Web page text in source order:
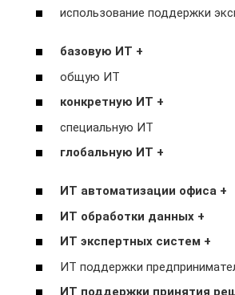
использование поддержки
базовую ИТ +
общую ИТ
конкретную ИТ +
специальную ИТ
глобальную ИТ +
ИТ автоматизации офиса +
ИТ обработки данных +
ИТ экспертных систем +
ИТ поддержки
ИТ поддержки принятия